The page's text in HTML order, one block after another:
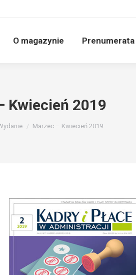
O magazynie Prenumerata
Kwiecień 2019
Marzec – Kwiecień 2019